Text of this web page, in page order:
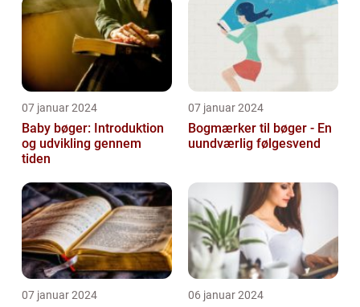
07 januar 2024
Baby bøger: Introduktion
og udvikling gennem
tiden
07 januar 2024
Bogmærker til bøger - En
uundværlig følgesvend
07 januar 2024 06 januar 2024